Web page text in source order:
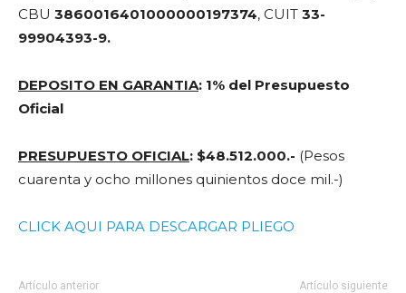
CBU 3860016401000000197374, CUIT 33-
99904393-9.
DEPOSITO EN GARANTIA: 1% del Presupuesto
Oficial
PRESUPUESTO OFICIAL: $48.512.000.- (Pesos
cuarenta y ocho millones quinientos doce mil.-)
CLICK AQUI PARA DESCARGAR PLIEGO
Artículo anterior Artículo siguiente